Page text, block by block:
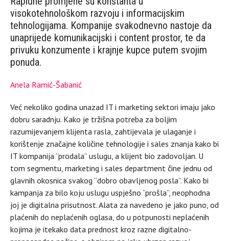
visokotehnološkom razvoju i informacijskim
tehnologijama. Kompanije svakodnevno nastoje da
unaprijede komunikacijski i content prostor, te da
privuku konzumente i krajnje kupce putem svojim
ponuda.
Anela Ramić-Šabanić
Već nekoliko godina unazad IT i marketing sektori imaju jako
dobru saradnju. Kako je tržišna potreba za boljim
razumijevanjem klijenta rasla, zahtijevala je ulaganje i
korištenje značajne količine tehnologije i sales znanja kako bi
IT kompanija “prodala” uslugu, a klijent bio zadovoljan. U
tom segmentu, marketing i sales department čine jednu od
glavnih okosnica svakog “dobro obavljenog posla”. Kako bi
kampanja za bilo koju uslugu uspješno “prošla”, neophodna
joj je digitalna prisutnost. Alata za navedeno je jako puno, od
plaćenih do neplaćenih oglasa, do u potpunosti neplaćenih
kojima je itekako data prednost kroz razne digitalno-